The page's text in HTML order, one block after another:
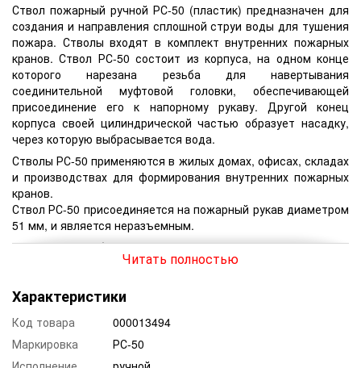
Ствол пожарный ручной РС-50 (пластик) предназначен для
создания и направления сплошной струи воды для тушения
пожара. Стволы входят в комплект внутренних пожарных
кранов. Ствол РС-50 состоит из корпуса, на одном конце
которого нарезана резьба для навертывания
соединительной муфтовой головки, обеспечивающей
присоединение его к напорному рукаву. Другой конец
корпуса своей цилиндрической частью образует насадку,
через которую выбрасывается вода.
Стволы РС-50 применяются в жилых домах, офисах, складах
и производствах для формирования внутренних пожарных
кранов.
Ствол РС-50 присоединяется на пожарный рукав диаметром
51 мм, и является неразъемным.
Возможна комбинированная компоновка - алюминиевая
гайка плюс пластмассовый ствол.
не допускается применение пожарных стволов вблизи
электролиний, т.к. это может приводить к коротким
замыканиям и возникновению новых источников пожара.
Кроме того, существует риск получить удар
Читать полностью
Характеристики
Код товара
000013494
Маркировка
РС-50